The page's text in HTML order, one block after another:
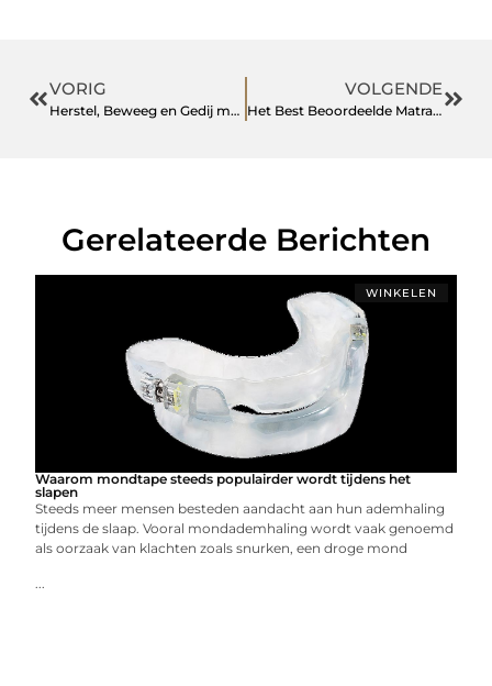
VORIG
Herstel, Beweeg en Gedij met Focus Fysiotherapie in Breda
VOLGENDE
Het Best Beoordeelde Matras en Boxspring van Nederland: Matt Sleeps
Gerelateerde Berichten
WINKELEN
Waarom mondtape steeds populairder wordt tijdens het
slapen
Steeds meer mensen besteden aandacht aan hun ademhaling
tijdens de slaap. Vooral mondademhaling wordt vaak genoemd
als oorzaak van klachten zoals snurken, een droge mond
...